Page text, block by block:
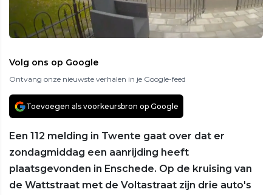
Volg ons op Google
Ontvang onze nieuwste verhalen in je Google-feed
Toevoegen als voorkeursbron op Google
Een 112 melding in Twente gaat over dat er
zondagmiddag een aanrijding heeft
plaatsgevonden in Enschede. Op de kruising van
de Wattstraat met de Voltastraat zijn drie auto's